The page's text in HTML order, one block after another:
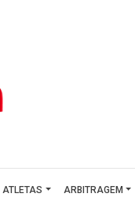
ATLETAS ARBITRAGEM